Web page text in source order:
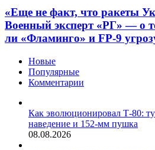
что
о
ней
факт,
что
ракеты
Украины
Военный
эксперт
«РГ»
о том,
представляют
«Фламинго»
«Еще не факт, что ракеты
Военный эксперт «РГ» — о
ли «Фламинго» и FP-9
Новые
Популярные
Комментарии
Как эволюционировал Т-80:
наведение и 152-мм пушка
08.08.2026